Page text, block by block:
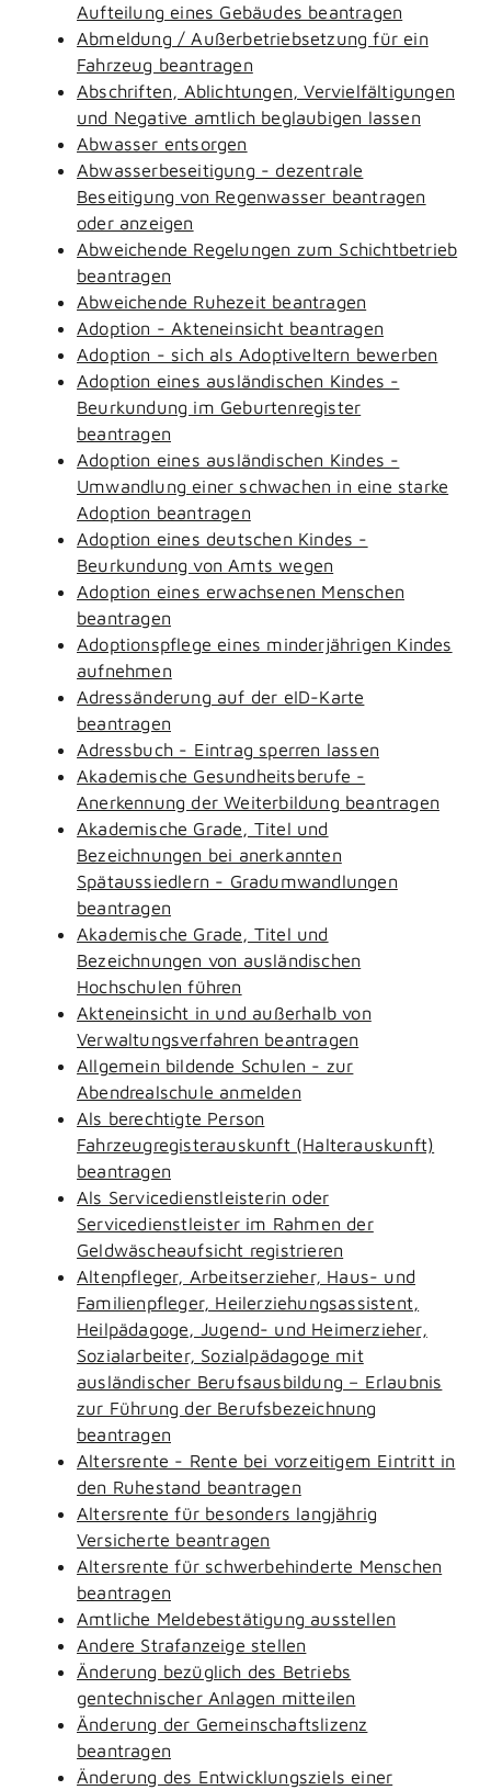
Aufteilung eines Gebäudes beantragen
Abmeldung / Außerbetriebsetzung für ein
Fahrzeug beantragen
Abschriften, Ablichtungen, Vervielfältigungen
und Negative amtlich beglaubigen lassen
Abwasser entsorgen
Abwasserbeseitigung - dezentrale
Beseitigung von Regenwasser beantragen
oder anzeigen
Abweichende Regelungen zum Schichtbetrieb
beantragen
Abweichende Ruhezeit beantragen
Adoption - Akteneinsicht beantragen
Adoption - sich als Adoptiveltern bewerben
Adoption eines ausländischen Kindes -
Beurkundung im Geburtenregister
beantragen
Adoption eines ausländischen Kindes -
Umwandlung einer schwachen in eine starke
Adoption beantragen
Adoption eines deutschen Kindes -
Beurkundung von Amts wegen
Adoption eines erwachsenen Menschen
beantragen
Adoptionspflege eines minderjährigen Kindes
aufnehmen
Adressänderung auf der eID-Karte
beantragen
Adressbuch - Eintrag sperren lassen
Akademische Gesundheitsberufe -
Anerkennung der Weiterbildung beantragen
Akademische Grade, Titel und
Bezeichnungen bei anerkannten
Spätaussiedlern - Gradumwandlungen
beantragen
Akademische Grade, Titel und
Bezeichnungen von ausländischen
Hochschulen führen
Akteneinsicht in und außerhalb von
Verwaltungsverfahren beantragen
Allgemein bildende Schulen - zur
Abendrealschule anmelden
Als berechtigte Person
Fahrzeugregisterauskunft (Halterauskunft)
beantragen
Als Servicedienstleisterin oder
Servicedienstleister im Rahmen der
Geldwäscheaufsicht registrieren
Altenpfleger, Arbeitserzieher, Haus- und
Familienpfleger, Heilerziehungsassistent,
Heilpädagoge, Jugend- und Heimerzieher,
Sozialarbeiter, Sozialpädagoge mit
ausländischer Berufsausbildung – Erlaubnis
zur Führung der Berufsbezeichnung
beantragen
Altersrente - Rente bei vorzeitigem Eintritt in
den Ruhestand beantragen
Altersrente für besonders langjährig
Versicherte beantragen
Altersrente für schwerbehinderte Menschen
beantragen
Amtliche Meldebestätigung ausstellen
Andere Strafanzeige stellen
Änderung bezüglich des Betriebs
gentechnischer Anlagen mitteilen
Änderung der Gemeinschaftslizenz
beantragen
Änderung des Entwicklungsziels einer